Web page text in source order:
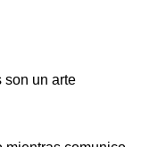
son un arte